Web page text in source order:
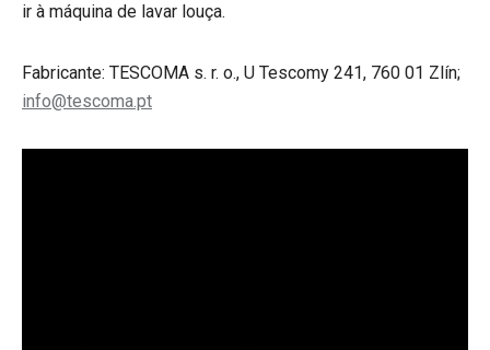
ir à máquina de lavar louça.
Fabricante: TESCOMA s. r. o., U Tescomy 241, 760 01 Zlín;
info@tescoma.pt